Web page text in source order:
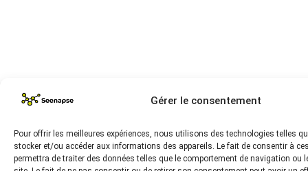
Gérer le consentement
Pour offrir les meilleures expériences, nous utilisons des technologies telles
stocker et/ou accéder aux informations des appareils. Le fait de consentir à
permettra de traiter des données telles que le comportement de navigation ou